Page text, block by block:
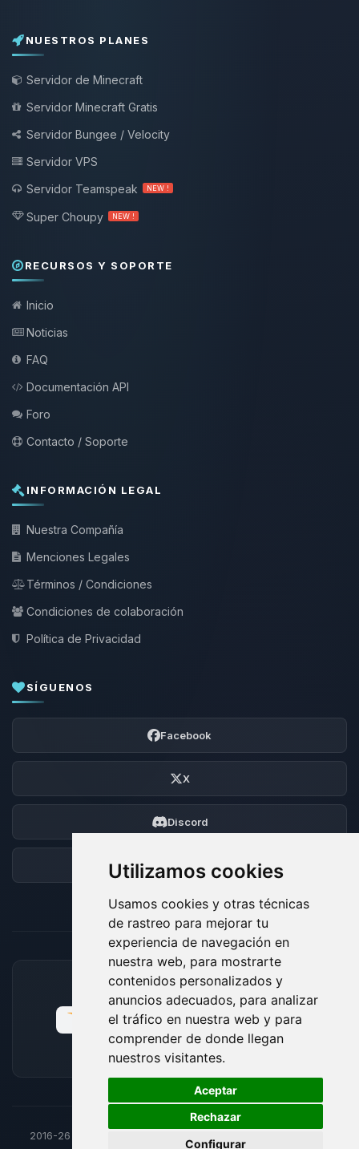
Utilizamos cookies
Usamos cookies y otras técnicas
de rastreo para mejorar tu
experiencia de navegación en
nuestra web, para mostrarte
contenidos personalizados y
anuncios adecuados, para analizar
el tráfico en nuestra web y para
comprender de donde llegan
nuestros visitantes.
Aceptar
Rechazar
Configurar
NUESTROS PLANES
Servidor de Minecraft
Servidor Minecraft Gratis
Servidor Bungee / Velocity
Servidor VPS
Servidor Teamspeak
NEW !
Super Choupy NEW !
RECURSOS Y SOPORTE
Inicio
Noticias
FAQ
Documentación API
Foro
Contacto / Soporte
INFORMACIÓN LEGAL
Nuestra Compañía
Menciones Legales
Términos / Condiciones
Condiciones de colaboración
Política de Privacidad
SÍGUENOS
Facebook
X
Discord
Foro
MÉTODOS DE PAGO ACEPTADOS
2016-26
🍪